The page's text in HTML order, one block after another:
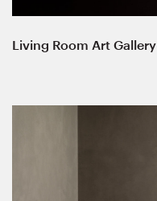
Living Room Art Gallery